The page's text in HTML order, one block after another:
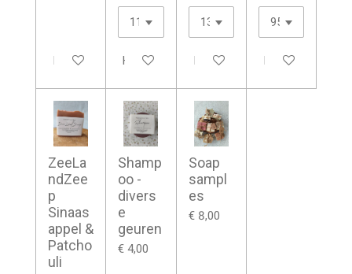
In winkelwagenHoud mij op de hoogte
In winkelwagen In winkelwagen
ZeeLa
ndZee
p
Sinaas
appel &
Patcho
uli
Shamp
oo -
divers
e
geuren
€ 4,00
Soap
sampl
es
€ 8,00